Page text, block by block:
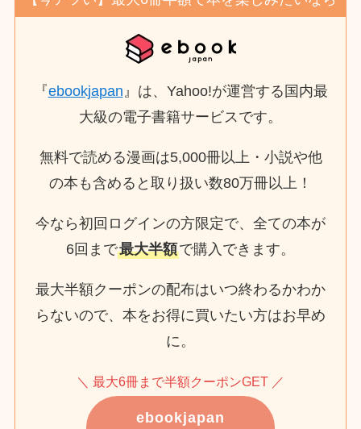
『ebookjapan 』は、Yahoo!が運営する国内最
大級の電子書籍サービスです。
無料で読める漫画は5,000冊以上・小説や他
の本も含めると取り扱い数80万冊以上！
今なら初回ログインの方限定で、全ての本が
6回まで最大半額で購入できます。
最大半額クーポンの配布はいつ終わるかわか
らないので、本をお得に買いたい方はお早め
に。
＼ 最大6冊まで半額クーポンGET ／
ebookjapan